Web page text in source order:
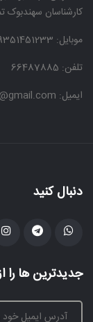
کارشناسان سهندبوک
موبایل:
تلفن: 66487885
ایمیل: puya.yas26@gmail.com
دنبال کنید
جدیدترین ها